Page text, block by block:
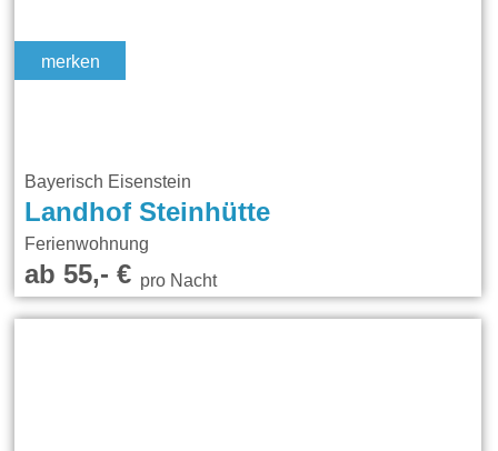
merken
Bayerisch Eisenstein
Landhof Steinhütte
Ferienwohnung
ab 55,- €pro Nacht